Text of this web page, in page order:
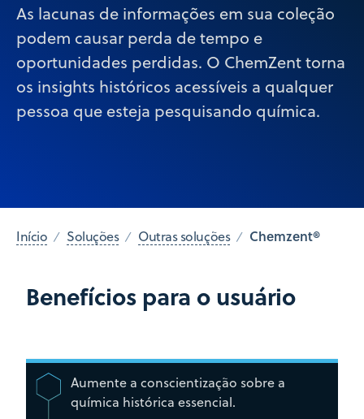
As lacunas de informações em sua coleção
podem causar perda de tempo e
oportunidades perdidas. O ChemZent torna
os insights históricos acessíveis a qualquer
pessoa que esteja pesquisando química.
Início Soluções Outras soluções Chemzent®
Benefícios para o usuário
Aumente a conscientização sobre a
química histórica essencial.